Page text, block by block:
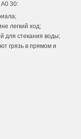
30:
легкий ход;
для стекания воды;
грязь в прямом и